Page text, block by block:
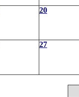
20
27